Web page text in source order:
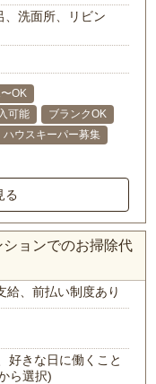
、洗面所、リビン
OK
可能
ブランクOK
ハウスキーパー募集
る
ョンでのお掃除代
給、前払い制度あり
好きな日に働くこと
ら選択)